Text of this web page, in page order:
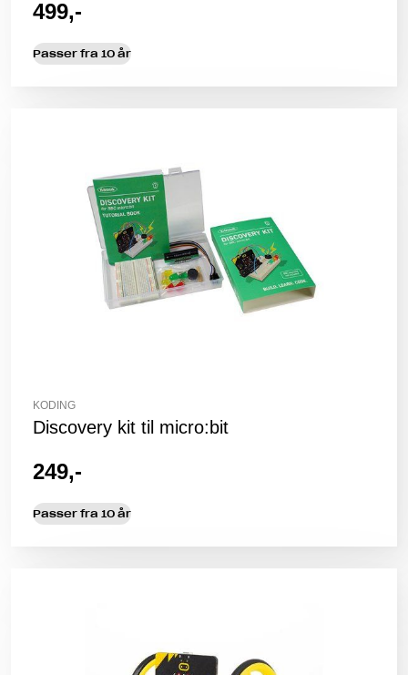
499,-
Passer fra 10 år
KODING
Discovery kit til micro:bit
249,-
Passer fra 10 år